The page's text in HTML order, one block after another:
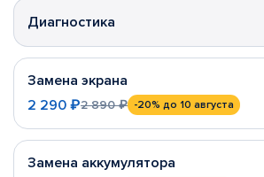
Диагностика
Замена экрана
2 290 ₽2 890 ₽ -20% до 10 августа
Замена аккумулятора